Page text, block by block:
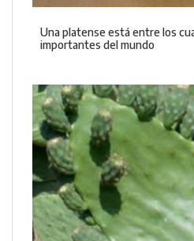
Una platense está entre los
importantes del mundo